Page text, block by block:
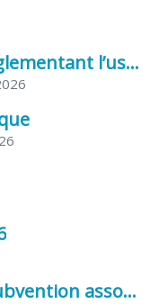
Arrêté préfectoral réglementant l’usage de l’eau
CERFA demande de subvention association